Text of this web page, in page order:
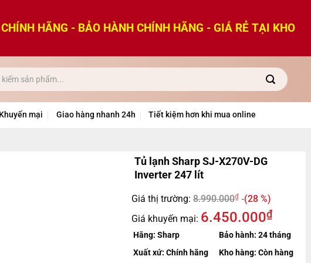
HÃNG - BẢO HÀNH CHÍNH HÃNG - GIÁ RẺ TẠI KHO
Khuyến mại Giao hàng nhanh 24h Tiết kiệm hơn khi mua online
Tủ lạnh Sharp SJ-X270V-DG
Inverter 247 lít
Giá thị trường: 8.990.000₫
(28 %)
Giá khuyến mại: 6.450.000₫
Hãng: Sharp
Xuất xứ: Chính hãng
Bảo hành: 24 tháng
Kho hàng: Còn hàng